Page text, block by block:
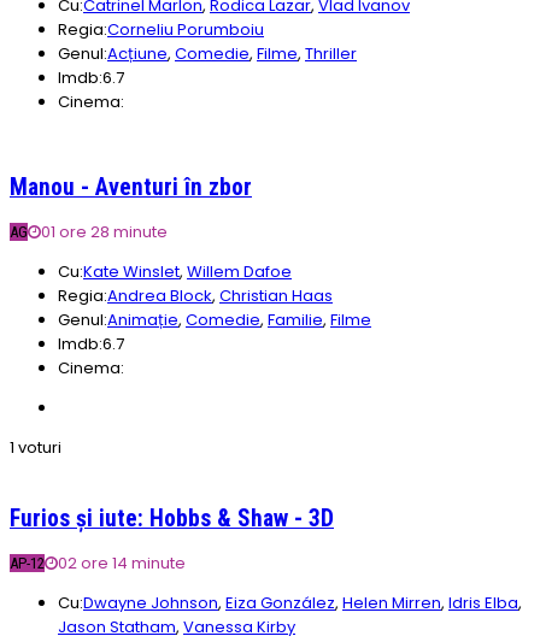
Cu:Catrinel Marlon, Rodica Lazar, Vlad Ivanov
Regia:Corneliu Porumboiu
Genul:Acțiune, Comedie, Filme, Thriller
Imdb:6.7
Cinema:
Manou - Aventuri în zbor
AG
01 ore 28 minute
Cu:Kate Winslet, Willem Dafoe
Regia:Andrea Block, Christian Haas
Genul:Animație, Comedie, Familie, Filme
Imdb:6.7
Cinema:
1 voturi
Furios și iute: Hobbs & Shaw - 3D
AP-12
02 ore 14 minute
Cu:Dwayne Johnson, Eiza González, Helen Mirren, Idris Elba,
Jason Statham, Vanessa Kirby